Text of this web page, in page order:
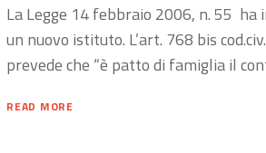
La Legge 14 febbraio 2006, n. 55
un nuovo istituto. L’art. 768 bis
prevede che “è patto di famiglia il
READ MORE